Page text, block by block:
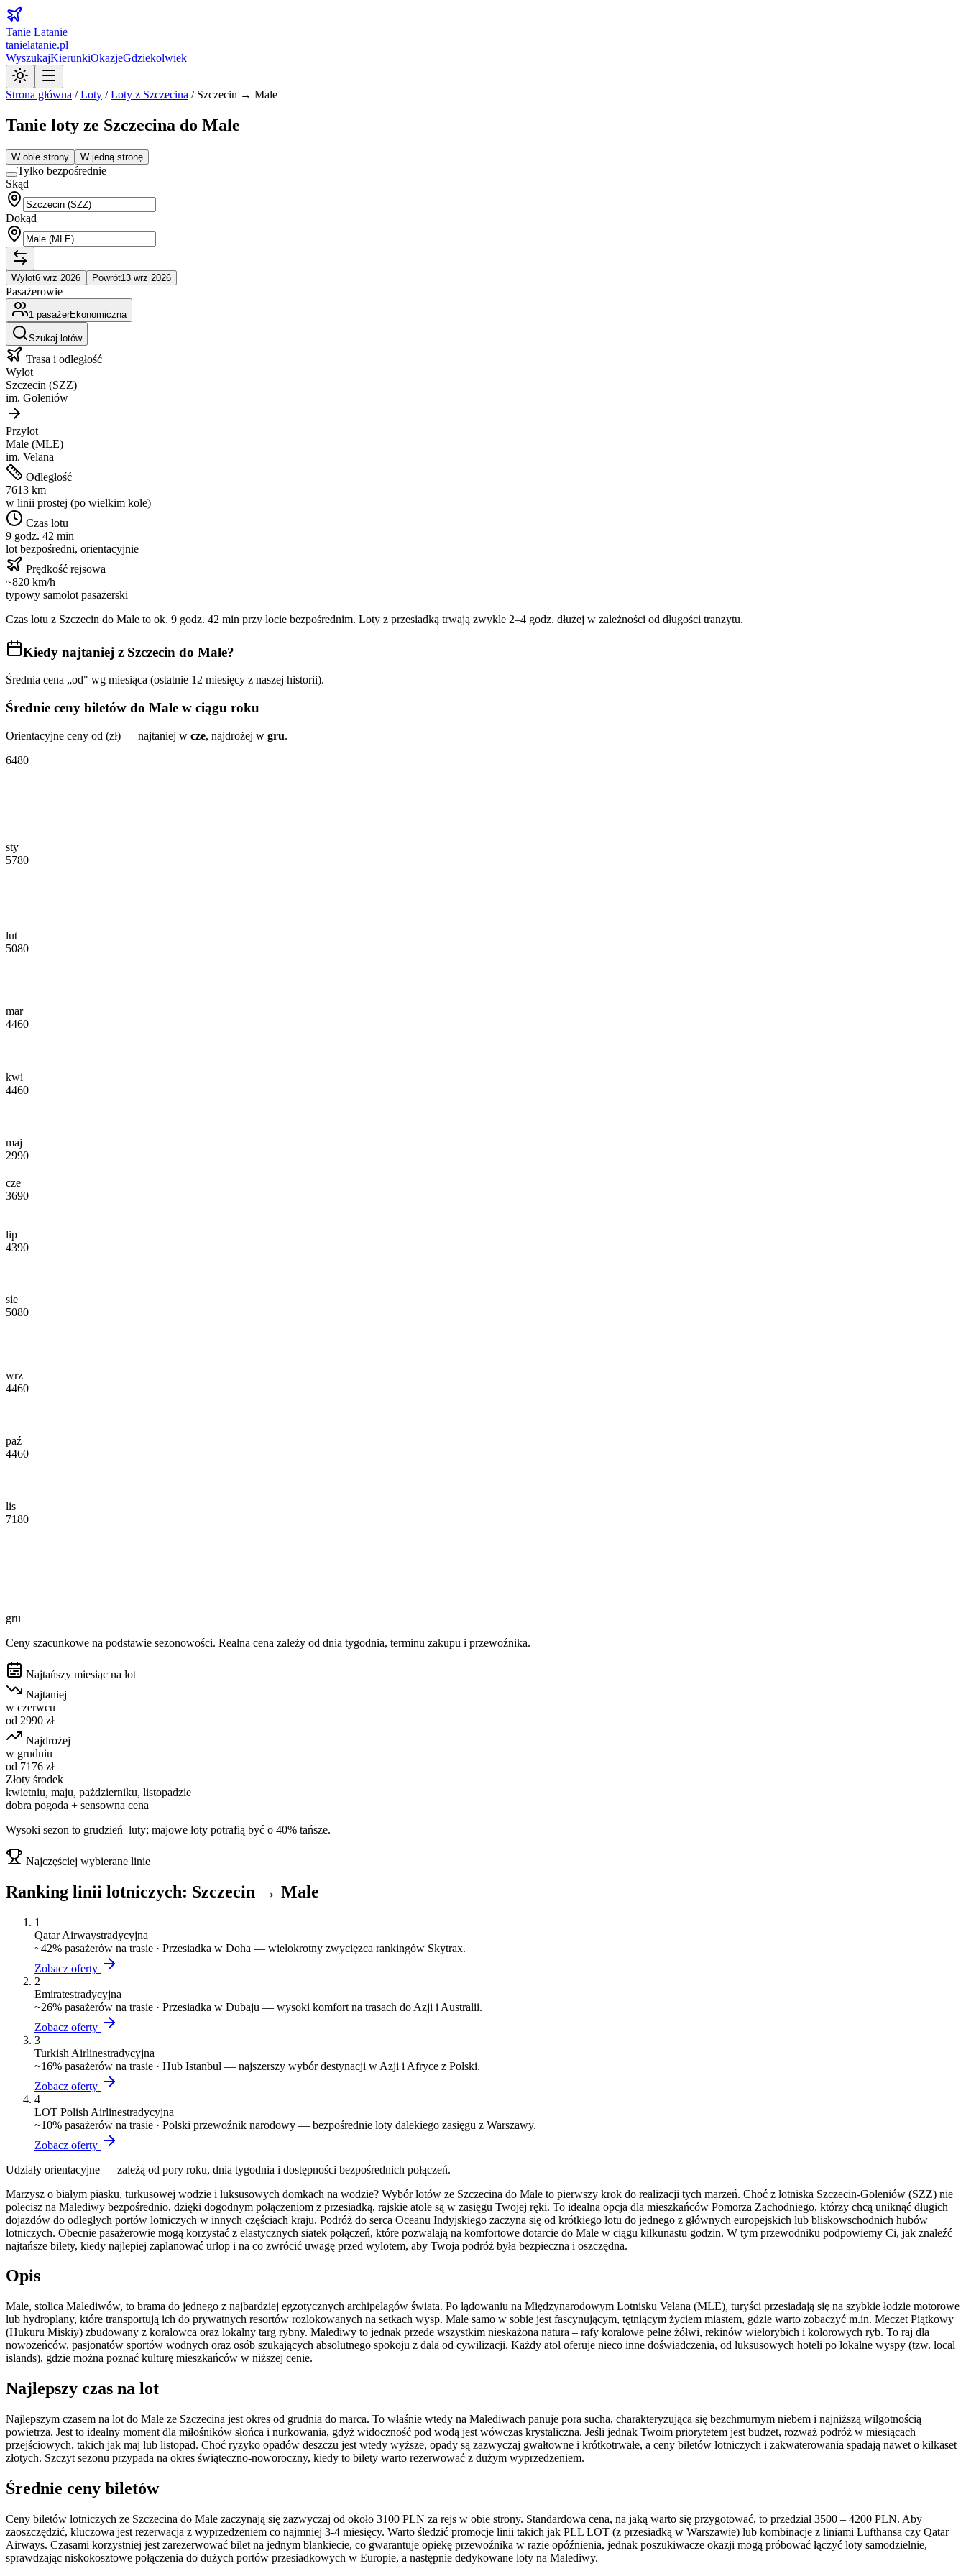
Tanie Latanie
tanielatanie.pl
WyszukajKierunkiOkazjeGdziekolwiek
Strona główna /Loty /Loty z Szczecina / Szczecin → Male
Tanie loty ze Szczecina do Male
W obie strony W jedną stronę
Tylko bezpośrednie
Skąd
Dokąd
Wylot6 wrz 2026 Powrót13 wrz 2026
Pasażerowie
1 pasażerEkonomiczna
Szukaj lotów
Trasa i odległość
Wylot
Szczecin (SZZ)
im. Goleniów
Przylot
Male (MLE)
im. Velana
Odległość
7613 km
w linii prostej (po wielkim kole)
Czas lotu
9 godz. 42 min
lot bezpośredni, orientacyjnie
Prędkość rejsowa
~820 km/h
typowy samolot pasażerski
Czas lotu z Szczecin do Male to ok. 9 godz. 42 min przy locie bezpośrednim. Loty z przesiadką trwają zwykle 2–4 godz. dłużej w zależności od długości tranzytu.
Kiedy najtaniej z Szczecin do Male?
Średnia cena „od" wg miesiąca (ostatnie 12 miesięcy z naszej historii).
Średnie ceny biletów do Male w ciągu roku
Orientacyjne ceny od (zł) — najtaniej w cze, najdrożej w gru.
6480
sty
5780
lut
5080
mar
4460
kwi
4460
maj
2990
cze
3690
lip
4390
sie
5080
wrz
4460
paź
4460
lis
7180
gru
Ceny szacunkowe na podstawie sezonowości. Realna cena zależy od dnia tygodnia, terminu zakupu i przewoźnika.
Najtańszy miesiąc na lot
Najtaniej
w czerwcu
od 2990 zł
Najdrożej
w grudniu
od 7176 zł
Złoty środek
kwietniu, maju, październiku, listopadzie
dobra pogoda + sensowna cena
Wysoki sezon to grudzień–luty; majowe loty potrafią być o 40% tańsze.
Najczęściej wybierane linie
Ranking linii lotniczych: Szczecin → Male
1
Qatar Airwaystradycyjna
~42% pasażerów na trasie · Przesiadka w Doha — wielokrotny zwycięzca rankingów Skytrax.
Zobacz oferty
2
Emiratestradycyjna
~26% pasażerów na trasie · Przesiadka w Dubaju — wysoki komfort na trasach do Azji i Australii.
Zobacz oferty
3
Turkish Airlinestradycyjna
~16% pasażerów na trasie · Hub Istanbul — najszerszy wybór destynacji w Azji i Afryce z Polski.
Zobacz oferty
4
LOT Polish Airlinestradycyjna
~10% pasażerów na trasie · Polski przewoźnik narodowy — bezpośrednie loty dalekiego zasięgu z Warszawy.
Zobacz oferty
Udziały orientacyjne — zależą od pory roku, dnia tygodnia i dostępności bezpośrednich połączeń.
Marzysz o białym piasku, turkusowej wodzie i luksusowych domkach na wodzie? Wybór lotów ze Szczecina do Male to pierwszy krok do realizacji tych marzeń. Choć z lotniska Szczecin-Goleniów (SZZ) nie
polecisz na Malediwy bezpośrednio, dzięki dogodnym połączeniom z przesiadką, rajskie atole są w zasięgu Twojej ręki. To idealna opcja dla mieszkańców Pomorza Zachodniego, którzy chcą uniknąć długich
dojazdów do odległych portów lotniczych w innych częściach kraju. Podróż do serca Oceanu Indyjskiego zaczyna się od krótkiego lotu do jednego z głównych europejskich lub bliskowschodnich hubów
lotniczych. Obecnie pasażerowie mogą korzystać z elastycznych siatek połączeń, które pozwalają na komfortowe dotarcie do Male w ciągu kilkunastu godzin. W tym przewodniku podpowiemy Ci, jak znaleźć
najtańsze bilety, kiedy najlepiej zaplanować urlop i na co zwrócić uwagę przed wylotem, aby Twoja podróż była bezpieczna i oszczędna.
Opis
Male, stolica Malediwów, to brama do jednego z najbardziej egzotycznych archipelagów świata. Po lądowaniu na Międzynarodowym Lotnisku Velana (MLE), turyści przesiadają się na szybkie łodzie motorowe
lub hydroplany, które transportują ich do prywatnych resortów rozlokowanych na setkach wysp. Male samo w sobie jest fascynującym, tętniącym życiem miastem, gdzie warto zobaczyć m.in. Meczet Piątkowy
(Hukuru Miskiy) zbudowany z koralowca oraz lokalny targ rybny. Malediwy to jednak przede wszystkim nieskażona natura – rafy koralowe pełne żółwi, rekinów wielorybich i kolorowych ryb. To raj dla
nowożeńców, pasjonatów sportów wodnych oraz osób szukających absolutnego spokoju z dala od cywilizacji. Każdy atol oferuje nieco inne doświadczenia, od luksusowych hoteli po lokalne wyspy (tzw. local
islands), gdzie można poznać kulturę mieszkańców w niższej cenie.
Najlepszy czas na lot
Najlepszym czasem na lot do Male ze Szczecina jest okres od grudnia do marca. To właśnie wtedy na Malediwach panuje pora sucha, charakteryzująca się bezchmurnym niebem i najniższą wilgotnością
powietrza. Jest to idealny moment dla miłośników słońca i nurkowania, gdyż widoczność pod wodą jest wówczas krystaliczna. Jeśli jednak Twoim priorytetem jest budżet, rozważ podróż w miesiącach
przejściowych, takich jak maj lub listopad. Choć ryzyko opadów deszczu jest wtedy wyższe, opady są zazwyczaj gwałtowne i krótkotrwałe, a ceny biletów lotniczych i zakwaterowania spadają nawet o kilkaset
złotych. Szczyt sezonu przypada na okres świąteczno-noworoczny, kiedy to bilety warto rezerwować z dużym wyprzedzeniem.
Średnie ceny biletów
Ceny biletów lotniczych ze Szczecina do Male zaczynają się zazwyczaj od około 3100 PLN za rejs w obie strony. Standardowa cena, na jaką warto się przygotować, to przedział 3500 – 4200 PLN. Aby
zaoszczędzić, kluczowa jest rezerwacja z wyprzedzeniem co najmniej 3-4 miesięcy. Warto śledzić promocje linii takich jak PLL LOT (z przesiadką w Warszawie) lub kombinacje z liniami Lufthansa czy Qatar
Airways. Czasami korzystniej jest zarezerwować bilet na jednym blankiecie, co gwarantuje opiekę przewoźnika w razie opóźnienia, jednak poszukiwacze okazji mogą próbować łączyć loty samodzielnie,
sprawdzając niskokosztowe połączenia do dużych portów przesiadkowych w Europie, a następnie dedykowane loty na Malediwy.